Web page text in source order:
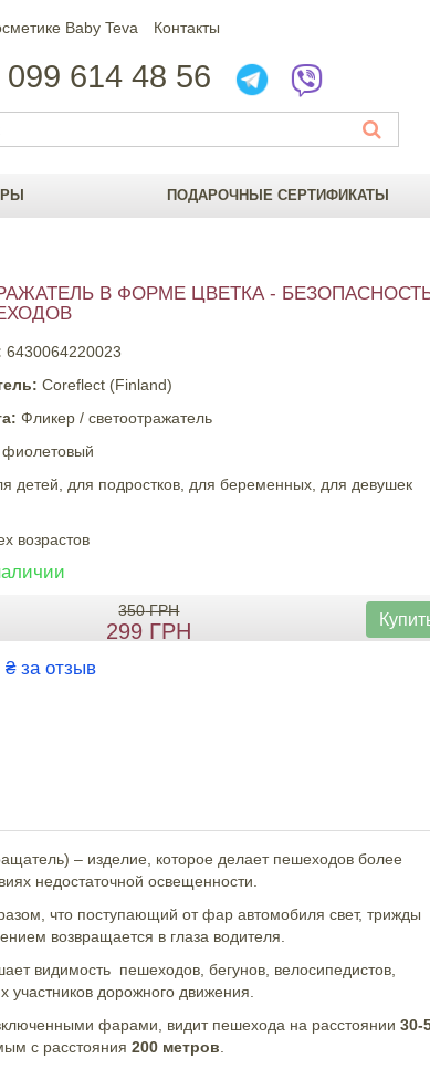
Вaby Teva Контакты
099 614 48 56
ПОДАРОЧНЫЕ СЕРТИФИКАТЫ
В ФОРМЕ ЦВЕТКА -
6430064220023
Coreflect (Finland)
Фликер / светоотражатель
фиолетовый
детей, для подростков, для беременных, для девушек
возрастов
350ГРН
299 ГРН
за отзыв
– изделие, которое делает пешеходов более
недостаточной освещенности.
что поступающий от фар автомобиля свет, трижды
возвращается в глаза водителя.
видимость пешеходов, бегунов, велосипедистов,
участников дорожного движения.
фарами, видит пешехода на расстоянии 30-
с расстояния 200 метров